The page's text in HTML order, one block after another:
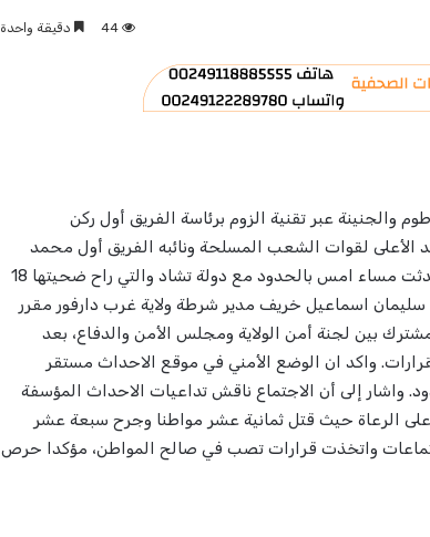
44 دقيقة واحدة
والجنينة عبر تقنية الزوم برئاسة الفريق أول ركن
الأعلى لقوات الشعب المسلحة ونائبه الفريق أول محمد
حمدان دقلو مساء اليوم على ضوء التطورات الأمنية التي حدثت مساء امس بالحدود مع دولة تشاد والتي راح ضحيتها 18
اسماعيل خريف مدير شرطة ولاية غرب دارفور مقرر
بين لجنة أمن الولاية ومجلس الأمن والدفاع، بعد
واكد ان الوضع الأمني في موقع الاحداث مستقر
واشار إلى أن الاجتماع ناقش تداعيات الاحداث المؤسفة
على الرعاة حيث قتل ثمانية عشر مواطنا وجرح سبعة عشر
واتخذت قرارات تصب في صالح المواطن، مؤكدا حرص